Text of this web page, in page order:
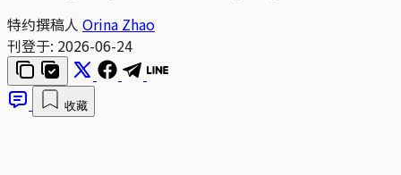
特约撰稿人 Orina Zhao
刊登于: 2026-06-24
收藏